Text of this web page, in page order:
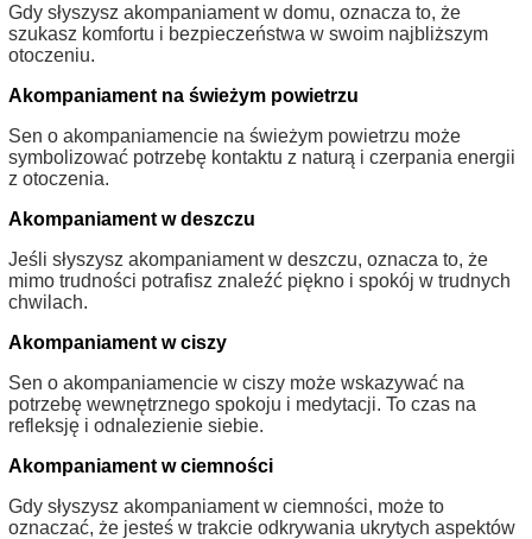
Gdy słyszysz akompaniament w domu, oznacza to, że
szukasz komfortu i bezpieczeństwa w swoim najbliższym
otoczeniu.
Akompaniament na świeżym powietrzu
Sen o akompaniamencie na świeżym powietrzu może
symbolizować potrzebę kontaktu z naturą i czerpania energii
z otoczenia.
Akompaniament w deszczu
Jeśli słyszysz akompaniament w deszczu, oznacza to, że
mimo trudności potrafisz znaleźć piękno i spokój w trudnych
chwilach.
Akompaniament w ciszy
Sen o akompaniamencie w ciszy może wskazywać na
potrzebę wewnętrznego spokoju i medytacji. To czas na
refleksję i odnalezienie siebie.
Akompaniament w ciemności
Gdy słyszysz akompaniament w ciemności, może to
oznaczać, że jesteś w trakcie odkrywania ukrytych aspektów